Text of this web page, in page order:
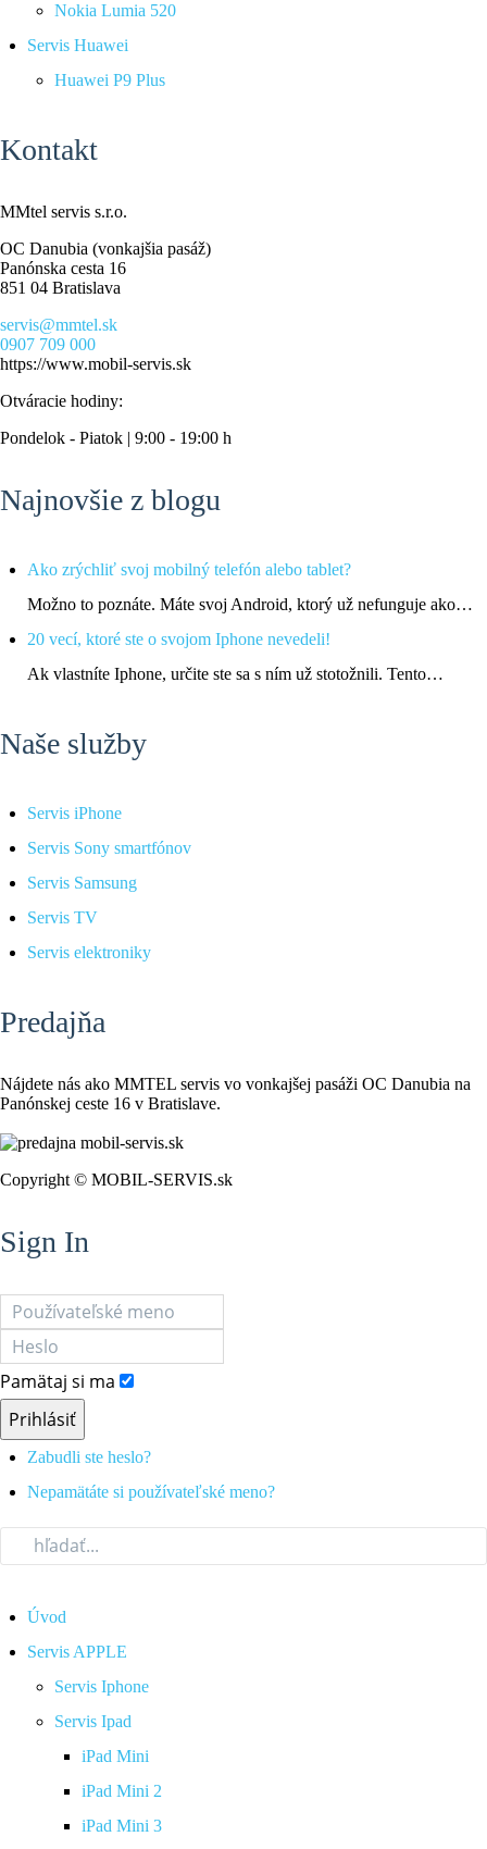
Nokia Lumia 520
Servis Huawei
Huawei P9 Plus
Kontakt
MMtel servis s.r.o.
OC Danubia (vonkajšia pasáž)
Panónska cesta 16
851 04 Bratislava
servis@mmtel.sk
0907 709 000
https://www.mobil-servis.sk
Otváracie hodiny:
Pondelok - Piatok | 9:00 - 19:00 h
Najnovšie z blogu
Ako zrýchliť svoj mobilný telefón alebo tablet?
Možno to poznáte. Máte svoj Android, ktorý už nefunguje ako…
20 vecí, ktoré ste o svojom Iphone nevedeli!
Ak vlastníte Iphone, určite ste sa s ním už stotožnili. Tento…
Naše služby
Servis iPhone
Servis Sony smartfónov
Servis Samsung
Servis TV
Servis elektroniky
Predajňa
Nájdete nás ako MMTEL servis vo vonkajšej pasáži OC Danubia na
Panónskej ceste 16 v Bratislave.
Copyright © MOBIL-SERVIS.sk
Sign In
Pamätaj si ma
Prihlásiť
Zabudli ste heslo?
Nepamätáte si používateľské meno?
Úvod
Servis APPLE
Servis Iphone
Servis Ipad
iPad Mini
iPad Mini 2
iPad Mini 3